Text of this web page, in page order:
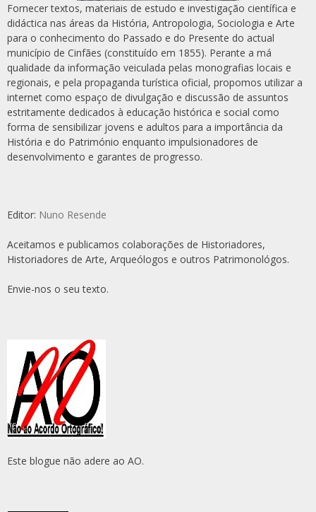
Fornecer textos, materiais de estudo e investigação científica e
didáctica nas áreas da História, Antropologia, Sociologia e Arte
para o conhecimento do Passado e do Presente do actual
município de Cinfães (constituído em 1855). Perante a má
qualidade da informação veiculada pelas monografias locais e
regionais, e pela propaganda turística oficial, propomos utilizar a
internet como espaço de divulgação e discussão de assuntos
estritamente dedicados à educação histórica e social como
forma de sensibilizar jovens e adultos para a importância da
História e do Património enquanto impulsionadores de
desenvolvimento e garantes de progresso.
Editor: Nuno Resende
Aceitamos e publicamos colaborações de Historiadores,
Historiadores de Arte, Arqueólogos e outros Patrimonológos.
Envie-nos o seu texto.
Este blogue não adere ao AO.